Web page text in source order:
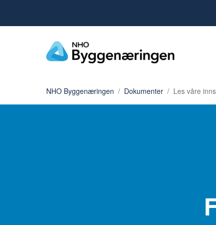
NHO Byggenæringen Dokumenter Les våre